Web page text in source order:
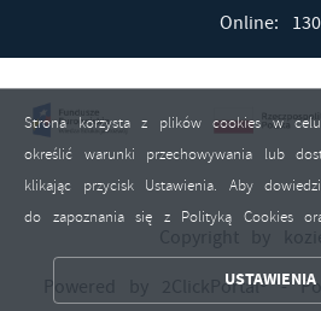
Online: 130
2ClickPortal®-
Strona korzysta z plików cookies w celu
określić warunki przechowywania lub
klikając przycisk Ustawienia. Aby
do zapoznania się z Polityką Cookies
USTAWIENIA
ZAPISZ
ZEZWÓL NA